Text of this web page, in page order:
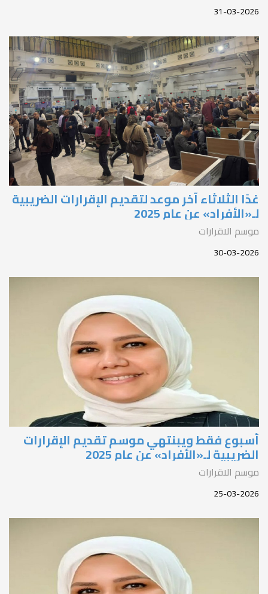
31-03-
الثلاثاء آخر موعد لتقديم الإقرارات الضريبية
عن عام 2025
الاقرارات
30-03-
فقط ويبنتهي موسم تقديم الإقرارات
لـ«الأفراد» عن عام 2025
الاقرارات
25-03-